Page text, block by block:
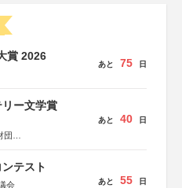
賞 2026
あと 75 日
ー文学賞
団
あと 40 日
テスト
会
あと 55 日